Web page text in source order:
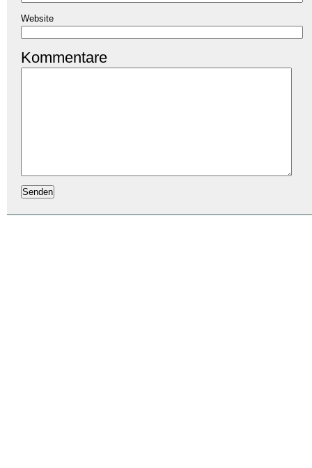
Website
Kommentare